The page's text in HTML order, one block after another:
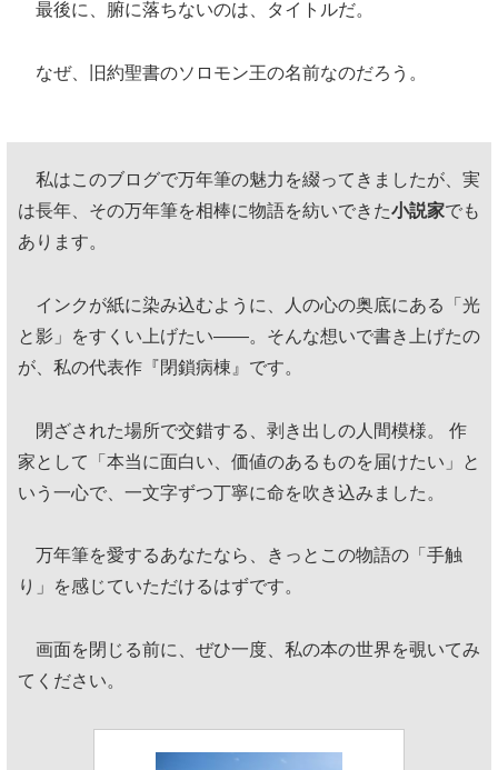
最後に、腑に落ちないのは、タイトルだ。
なぜ、旧約聖書のソロモン王の名前なのだろう。
私はこのブログで万年筆の魅力を綴ってきましたが、実
は長年、その万年筆を相棒に物語を紡いできた小説家でも
あります。
インクが紙に染み込むように、人の心の奥底にある「光
と影」をすくい上げたい——。そんな想いで書き上げたの
が、私の代表作『閉鎖病棟』です。
閉ざされた場所で交錯する、剥き出しの人間模様。 作
家として「本当に面白い、価値のあるものを届けたい」と
いう一心で、一文字ずつ丁寧に命を吹き込みました。
万年筆を愛するあなたなら、きっとこの物語の「手触
り」を感じていただけるはずです。
画面を閉じる前に、ぜひ一度、私の本の世界を覗いてみ
てください。